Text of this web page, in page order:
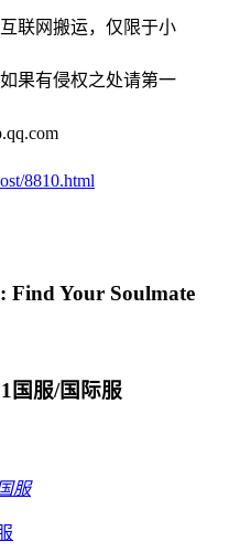
联网搬运，仅限于小
果有侵权之处请第一
8810.html
Find Your Soulmate
国服/国际服